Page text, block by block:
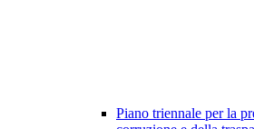
Piano triennale per la